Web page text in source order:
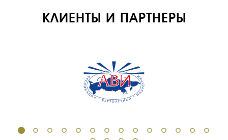
КОНТАКТЫКЛИЕНТЫ И ПАРТНЕРЫ